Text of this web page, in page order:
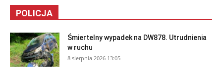
POLICJA
Śmiertelny wypadek na DW878. Utrudnienia
w ruchu
8 sierpnia 2026 13:05